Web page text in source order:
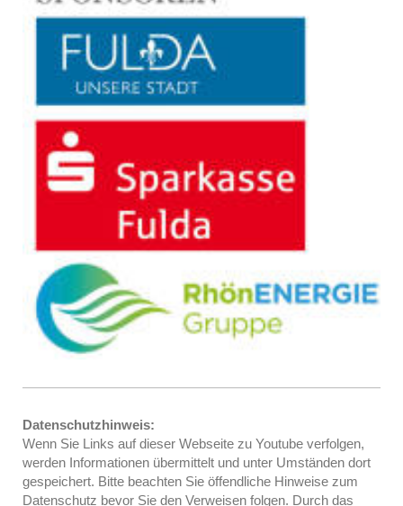
Datenschutzhinweis:
Wenn Sie Links auf dieser Webseite zu Youtube verfolgen,
werden Informationen übermittelt und unter Umständen dort
gespeichert. Bitte beachten Sie öffendliche Hinweise zum
Datenschutz bevor Sie den Verweisen folgen. Durch das